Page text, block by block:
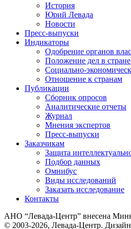
История
Юрий Левада
Новости
Пресс-выпуски
Индикаторы
Одобрение органов
Положение дел в стране
Социально-
Отношение к странам
Публикации
Сборник опросов
Аналитические отчеты
Журнал
Мнения экспертов
Пресс-выпуски
Заказчикам
Защита
Подбор данных
Омнибус
Виды исследований
Заказать исследование
Контакты
АНО “Левада-Центр” внесена
© 2003-2026, Левада-Центр.